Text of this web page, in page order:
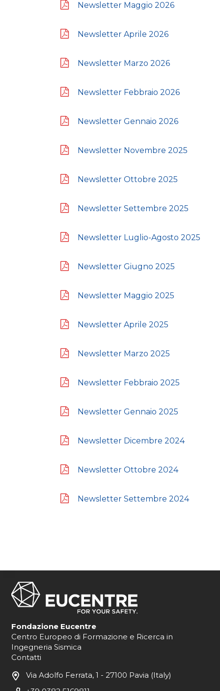
Newsletter Maggio 2026
Newsletter Aprile 2026
Newsletter Marzo 2026
Newsletter Febbraio 2026
Newsletter Gennaio 2026
Newsletter Novembre 2025
Newsletter Ottobre 2025
Newsletter Settembre 2025
Newsletter Luglio-Agosto 2025
Newsletter Giugno 2025
Newsletter Maggio 2025
Newsletter Aprile 2025
Newsletter Marzo 2025
Newsletter Febbraio 2025
Newsletter Gennaio 2025
Newsletter Dicembre 2024
Newsletter Ottobre 2024
Newsletter Settembre 2024
Fondazione Eucentre
Centro Europeo di Formazione e Ricerca in
Ingegneria Sismica
Contatti
Via Adolfo Ferrata, 1 - 27100 Pavia (Italy)